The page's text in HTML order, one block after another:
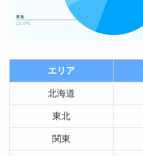
エリア
北海道
東北
関東